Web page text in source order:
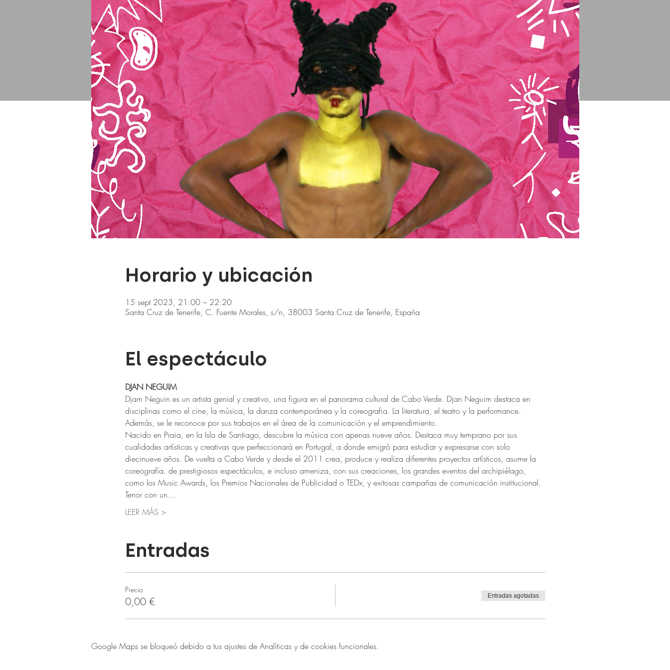
Horario y ubicación
15 sept 2023, 21:00 – 22:20
Santa Cruz de Tenerife, C. Fuente Morales, s/n, 38003 Santa Cruz de Tenerife, España
El espectáculo
DJAN NEGUIM
Djam Neguin es un artista genial y creativo, una figura en el panorama cultural de Cabo Verde. Djan Neguim destaca en
disciplinas como el cine, la música, la danza contemporánea y la coreografia. La literatura, el teatro y la performance.
Además, se le reconoce por sus trabajos en el área de la comunicación y el emprendimiento.
Nacido en Praia, en la Isla de Santiago, descubre la música con apenas nueve años. Destaca muy temprano por sus
cualidades artísticas y creativas que perfeccionará en Portugal, a donde emigró para estudiar y expresarse con solo
diecinueve años. De vuelta a Cabo Verde y desde el 2011 crea, produce y realiza diferentes proyectos artísticos, asume la
coreografía. de prestigiosos espectáculos, e incluso ameniza, con sus creaciones, los grandes eventos del archipiélago,
como los Music Awards, los Premios Nacionales de Publicidad o TEDx, y exitosas campañas de comunicación institucional.
Tenor con un…
LEER MÁS >
Entradas
Precio
0,00 € Entradas agotadas
Google Maps se bloqueó debido a tus ajustes de Analíticas y de cookies funcionales.